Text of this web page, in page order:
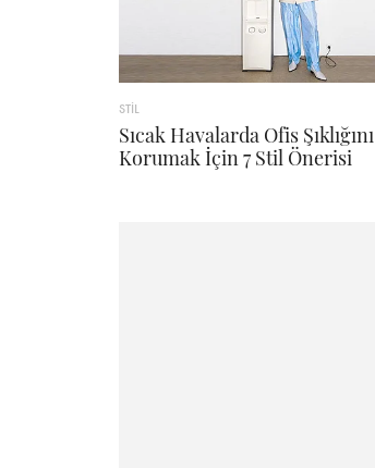
STİL
Sıcak Havalarda Ofis Şıklığını
Korumak İçin 7 Stil Önerisi